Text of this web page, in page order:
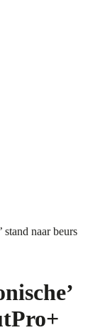
stand naar beurs